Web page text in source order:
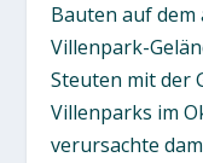
Bauten auf
Villenpark-
Steuten mit der
Villenparks im
verursachte